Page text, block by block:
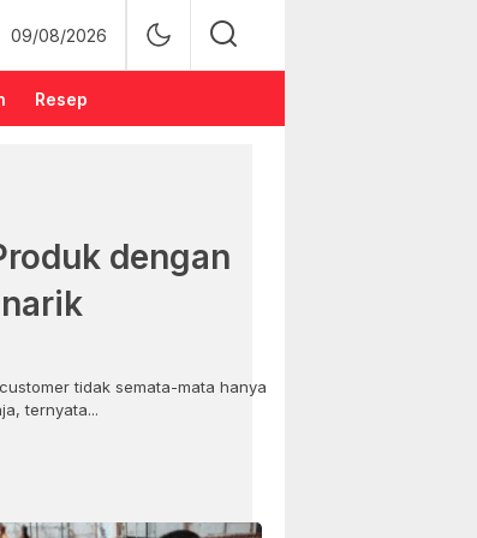
09/08/2026
Resep
dengan
tidak semata-mata hanya
ternyata...